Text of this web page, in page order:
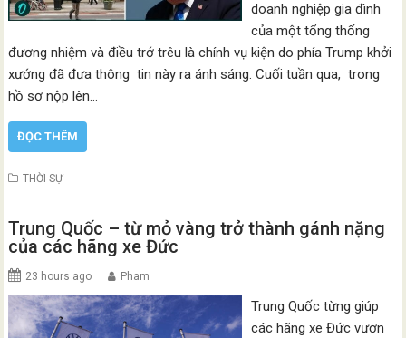
doanh nghiệp gia đình
của một tổng thống
đương nhiệm và điều trớ trêu là chính vụ kiện do phía Trump khởi
xướng đã đưa thông tin này ra ánh sáng. Cuối tuần qua, trong
hồ sơ nộp lên…
ĐỌC THÊM
THỜI SỰ
Trung Quốc – từ mỏ vàng trở thành gánh nặng
của các hãng xe Đức
23 hours ago Pham
Trung Quốc từng giúp
các hãng xe Đức vươn